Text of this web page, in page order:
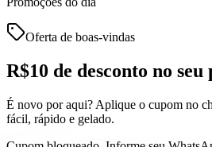
Oferta de boas-vindas
R$10 de desconto no
É novo por aqui? Aplique o cupom no
fácil, rápido e gelado.